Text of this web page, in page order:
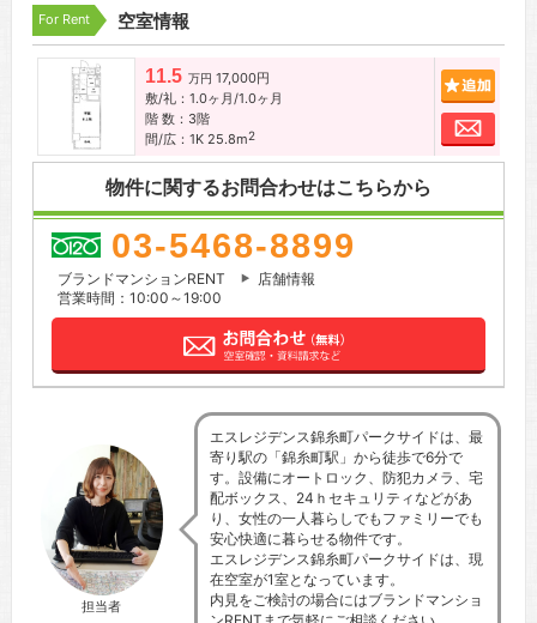
For Rent 空室情報
11.5 万円 17,000円
敷/礼：1.0ヶ月/1.0ヶ月
階 数：3階
間/広：1K 25.8m2
お問
物件に関するお問合わせはこちらから
03-5468-8899
ブランドマンションRENT
店舗情報
営業時間：10:00～19:00
担当者
エスレジデンス錦糸町パークサイドは、最
寄り駅の「錦糸町駅」から徒歩で6分で
す。設備にオートロック、防犯カメラ、宅
配ボックス、24ｈセキュリティなどがあ
り、女性の一人暮らしでもファミリーでも
安心快適に暮らせる物件です。
エスレジデンス錦糸町パークサイドは、現
在空室が1室となっています。
内見をご検討の場合にはブランドマンショ